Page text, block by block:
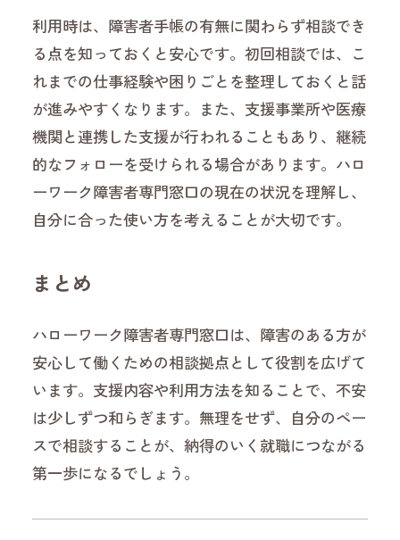
利用時は、障害者手帳の有無に関わらず相談でき
る点を知っておくと安心です。初回相談では、こ
れまでの仕事経験や困りごとを整理しておくと話
が進みやすくなります。また、支援事業所や医療
機関と連携した支援が行われることもあり、継続
的なフォローを受けられる場合があります。ハロ
ーワーク障害者専門窓口の現在の状況を理解し、
自分に合った使い方を考えることが大切です。
まとめ
ハローワーク障害者専門窓口は、障害のある方が
安心して働くための相談拠点として役割を広げて
います。支援内容や利用方法を知ることで、不安
は少しずつ和らぎます。無理をせず、自分のペー
スで相談することが、納得のいく就職につながる
第一歩になるでしょう。